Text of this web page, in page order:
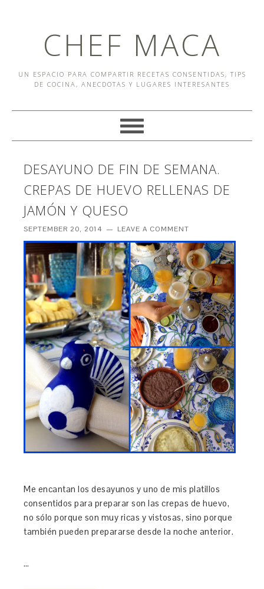
CHEF MACA
UN ESPACIO PARA COMPARTIR RECETAS CONSENTIDAS, TIPS
DE COCINA, ANECDOTAS Y LUGARES INTERESANTES
DESAYUNO DE FIN DE SEMANA.
CREPAS DE HUEVO RELLENAS DE
JAMÓN Y QUESO
SEPTEMBER 20, 2014 LEAVE A COMMENT
Me encantan los desayunos y uno de mis platillos
consentidos para preparar son las crepas de huevo,
no sólo porque son muy ricas y vistosas, sino porque
también pueden prepararse desde la noche anterior.
…